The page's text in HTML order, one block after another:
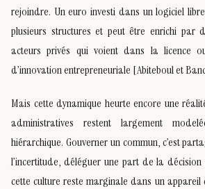
rejoindre. Un euro investi dans un logiciel
plusieurs structures et peut être enrichi par
acteurs privés qui voient dans la licence
d’innovation entrepreneuriale [Abiteboul et
Mais cette dynamique heurte encore une
administratives restent largement
hiérarchique. Gouverner un commun, c’est
l’incertitude, déléguer une part de la
cette culture reste marginale dans un appareil